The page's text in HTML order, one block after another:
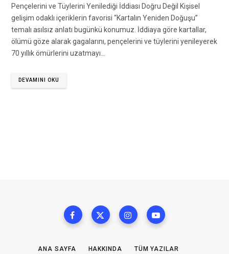
Pençelerini ve Tüylerini Yenilediği İddiası Doğru Değil Kişisel
gelişim odaklı içeriklerin favorisi “Kartalın Yeniden Doğuşu”
temalı asılsız anlatı bugünkü konumuz. İddiaya göre kartallar,
ölümü göze alarak gagalarını, pençelerini ve tüylerini yenileyerek
70 yıllık ömürlerini uzatmayı…
DEVAMINI OKU
ANA SAYFA HAKKINDA TÜM YAZILAR